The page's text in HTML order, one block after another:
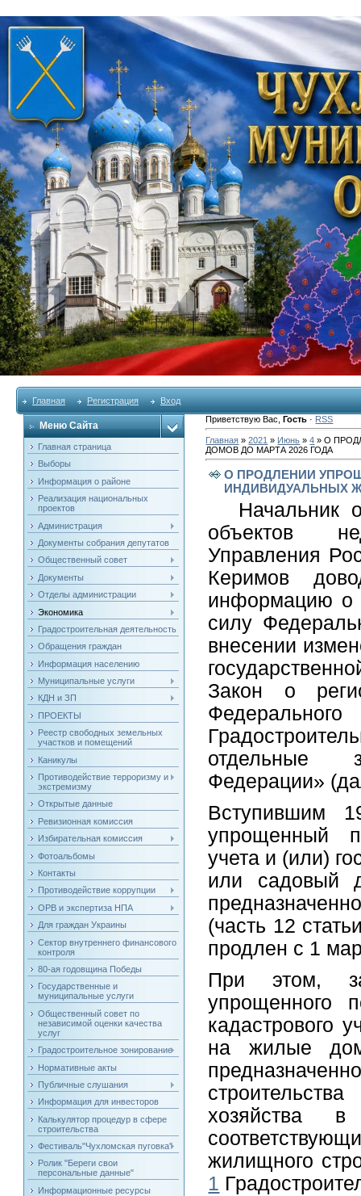
Главная Регистрация Вход
Меню Сайта
Главная страница
Выборы
Информация о районе
Реализация национальных
проектов
Администрация
Документы собрания депутатов
Общественный совет
Документы
Отделы администрации
Экономика
Градостроительная деятельность
Обращения граждан
Информация населению
Муниципальные услуги
КДН и ЗП
ПРОЕКТЫ
Реестр свободных земельных
участков и помещений
Каникулы
Противодействие терроризму и
экстремизму
Открытые данные
Ревизионная комиссия
Избирательная комиссия
Фотоальбомы
Контакты
Противодействие коррупции
ОРВ и экспертиза НПА
Для граждан Украины
Сектор внутреннего финансового
контроля
80-ая годовщина Победы
Государственные и
муниципальные услуги
Общественный совет по
независимой оценки качества
услуг
Градостроительное зонирование
Нормативные акты
Публичные слушания
Информация для инвесторов
Калькулятор процедур в сфере
строительства
Фестиваль"Чухломская пуговка"
Ролик "Береги свои
персональные данные"
Информационные ресурсы
Приветствую Вас ,Гость · RSS
Главная »2021 » Июнь » 4 » О
ДОМОВ ДО МАРТА 2026 ГОДА
О ПРОДЛЕНИИ
ИНДИВИДУАЛЬНЫХ
Начальник
объектов
Управления
Керимов
информацию о
силу
внесении
Закон о
отдельные
Федерации»
Вступившим
упрощенный
учета и (или)
или садовый
(часть 12
продлен с 1
При этом,
упрощенного
кадастрового
на жилые
хозяйства
жилищного
1